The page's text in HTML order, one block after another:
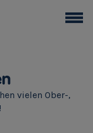
vielen Ober-,